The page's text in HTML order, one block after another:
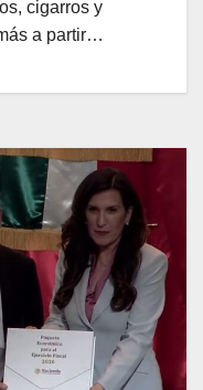
cigarros y
a partir…